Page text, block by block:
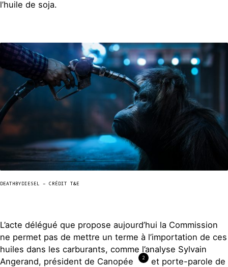
l’huile de soja.
DEATHBYDIESEL – CRÉDIT T&E
L’acte délégué que propose aujourd’hui la Commission
ne permet pas de mettre un terme à l’importation de ces
huiles dans les carburants, comme l’analyse Sylvain
Angerand, président de Canopée
2
et porte-parole de